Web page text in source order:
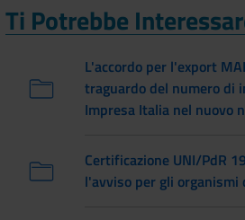
Ti Potrebbe
L'accordo per l'export
traguardo del numero di
Impresa Italia nel nuovo
Certificazione UNI/PdR
l'avviso per gli